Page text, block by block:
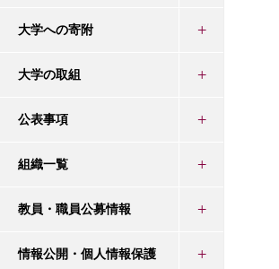
大学への寄附
大学の取組
公表事項
組織一覧
教員・職員公募情報
情報公開・個人情報保護